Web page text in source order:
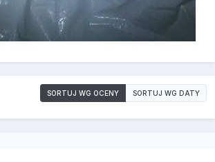
SORTUJ WG OCENY SORTUJ WG DATY